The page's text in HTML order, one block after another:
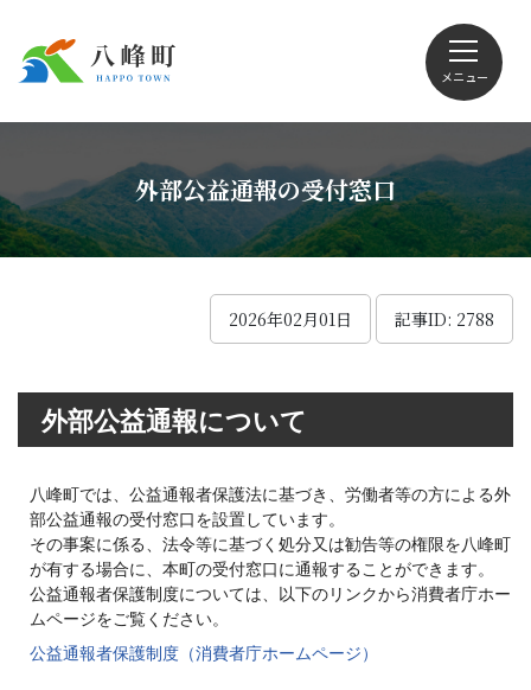
メニュー
Foreign language
くらしの情報
子育て・教育
移住・定住
外部公益通報の受付窓口
2026年02月01日 記事ID: 2788
外部公益通報について
八峰町では、公益通報者保護法に基づき、労働者等の方による外
部公益通報の受付窓口を設置しています。
その事案に係る、法令等に基づく処分又は勧告等の権限を八峰町
が有する場合に、本町の受付窓口に通報することができます。
公益通報者保護制度については、以下のリンクから消費者庁ホー
ムページをご覧ください。
公益通報者保護制度（消費者庁ホームページ）